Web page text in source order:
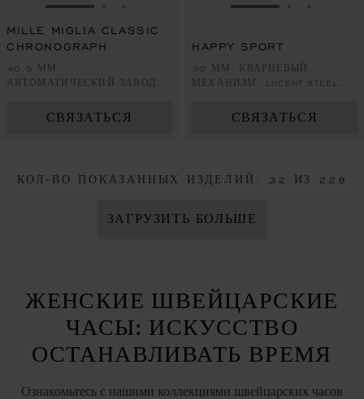
ПЕРЕЙТИ К СЛАЙДУ 1
ПЕРЕЙТИ К СЛАЙДУ 2
ПЕРЕЙТИ К СЛАЙДУ 3
MILLE MIGLIA CLASSIC
CHRONOGRAPH
40.5 ММ,
АВТОМАТИЧЕСКИЙ ЗАВОД,
LUCENT STEEL™
СВЯЗАТЬСЯ
ПЕРЕЙТИ К
HAPPY SPORT
30 ММ, КВАРЦЕВЫЙ
МЕХАНИЗМ, LUCENT STEEL™,
СВЯЗАТЬСЯ
КОЛ-ВО ПОКАЗАННЫХ ИЗДЕЛИЙ: 32 ИЗ 228
ЗАГРУЗИТЬ БОЛЬШЕ
ЖЕНСКИЕ ШВЕЙЦАРСКИЕ
ЧАСЫ: ИСКУССТВО
ОСТАНАВЛИВАТЬ ВРЕМЯ
Ознакомьтесь с нашими коллекциями швейцарских часов